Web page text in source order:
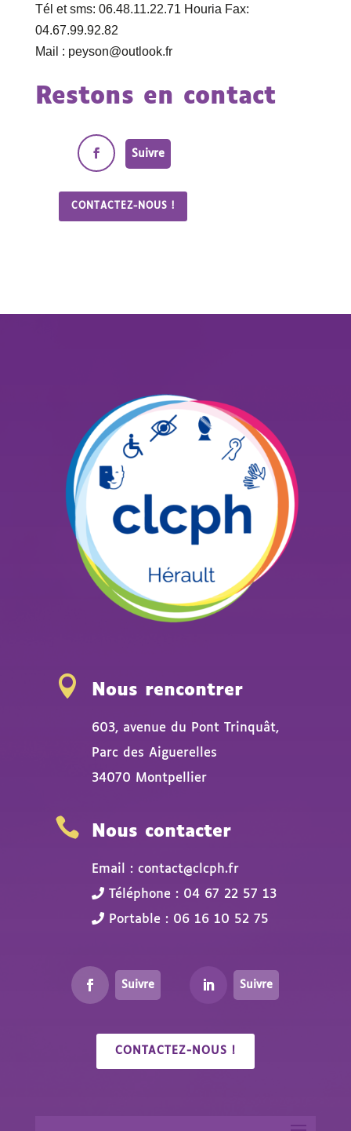
Tél et sms: 06.48.11.22.71 Houria Fax:
04.67.99.92.82
Mail : peyson@outlook.fr
Restons en contact
Suivre
CONTACTEZ-NOUS !
 Nous rencontrer
603, avenue du Pont Trinquât,
Parc des Aiguerelles
34070 Montpellier
 Nous contacter
Email : contact@clcph.fr
Téléphone : 04 67 22 57 13
Portable : 06 16 10 52 75
Suivre Suivre
CONTACTEZ-NOUS !